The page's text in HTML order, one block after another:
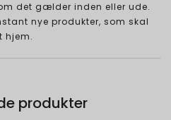
det gælder inden eller ude.
nye produkter, som skal
hjem.
produkter